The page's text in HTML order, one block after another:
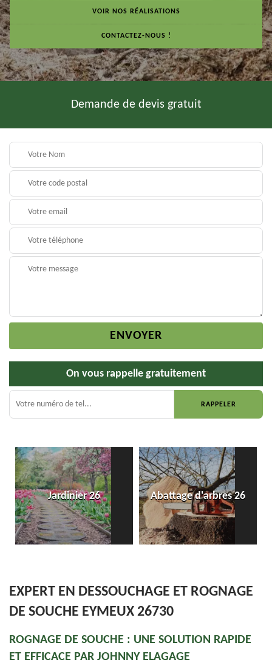
VOIR NOS RÉALISATIONS
CONTACTEZ-NOUS !
Demande de devis gratuit
On vous rappelle gratuitement
Abattage d'arbres 26
Entreprise de pose de
dallage et pavé 26
EXPERT EN DESSOUCHAGE ET ROGNAGE
DE SOUCHE EYMEUX 26730
ROGNAGE DE SOUCHE : UNE SOLUTION RAPIDE
ET EFFICACE PAR JOHNNY ELAGAGE